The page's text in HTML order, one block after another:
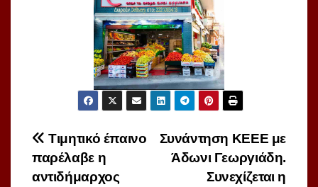
Πλοήγηση
άρθρων
Συνάντηση ΚΕΕΕ με
Άδωνι Γεωργιάδη.
Συνεχίζεται η
Τιμητικό έπαινο
παρέλαβε η
αντιδήμαρχος